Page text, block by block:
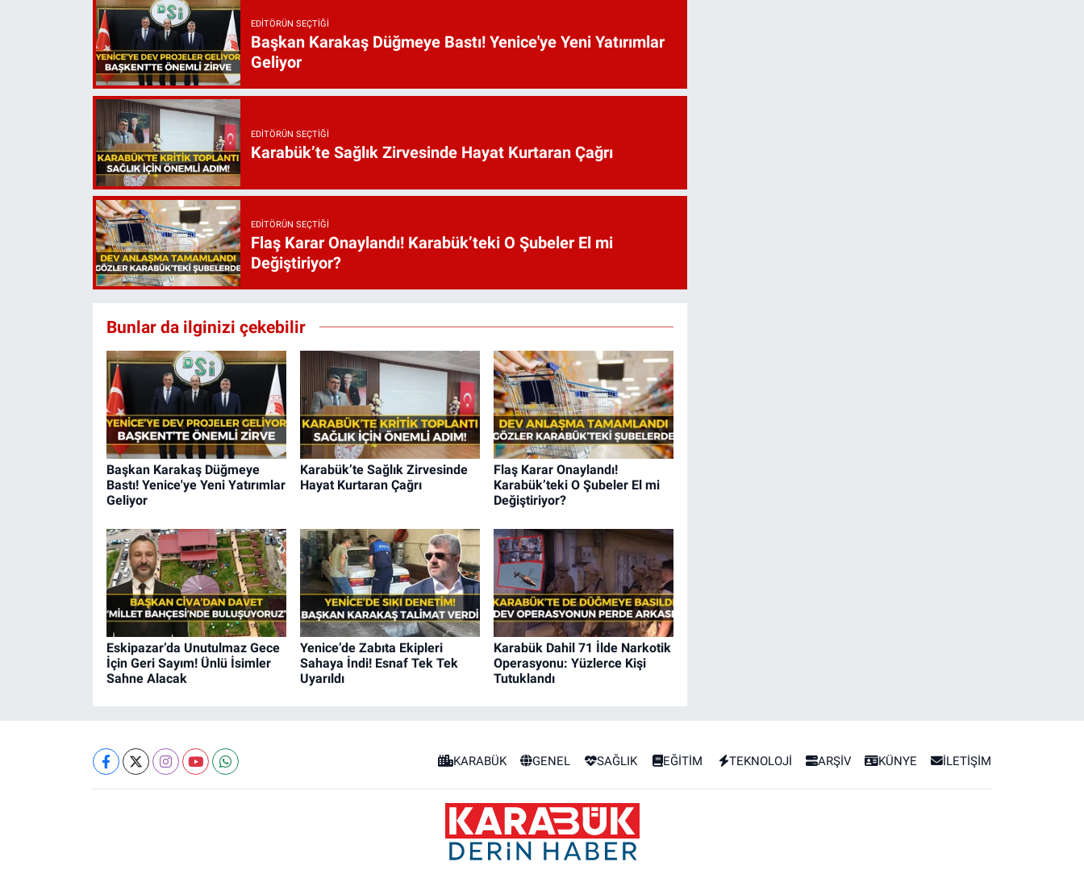
EDITÖRÜN SEÇTIĞI
Başkan Karakaş Düğmeye Bastı! Yenice'ye Yeni Yatırımlar
Geliyor
EDITÖRÜN SEÇTIĞI
Karabük’te Sağlık Zirvesinde Hayat Kurtaran Çağrı
EDITÖRÜN SEÇTIĞI
Flaş Karar Onaylandı! Karabük’teki O Şubeler El mi
Değiştiriyor?
Bunlar da ilginizi çekebilir
Başkan Karakaş Düğmeye
Bastı! Yenice'ye Yeni Yatırımlar
Geliyor
Karabük’te Sağlık Zirvesinde
Hayat Kurtaran Çağrı
Flaş Karar Onaylandı!
Karabük’teki O Şubeler El mi
Değiştiriyor?
Eskipazar’da Unutulmaz Gece
İçin Geri Sayım! Ünlü İsimler
Sahne Alacak
Yenice’de Zabıta Ekipleri
Sahaya İndi! Esnaf Tek Tek
Uyarıldı
Karabük Dahil 71 İlde Narkotik
Operasyonu: Yüzlerce Kişi
Tutuklandı
KARABÜK GENEL SAĞLIK EĞİTİM TEKNOLOJİ ARŞİV KÜNYE İLETİŞİM